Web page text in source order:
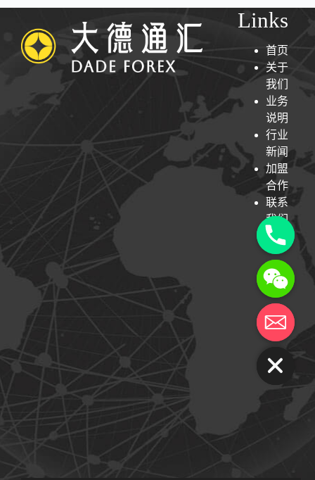
Links
首页
关于
我们
业务
说明
行业
新闻
加盟
合作
联系
我们
H
i
d
e
c
h
a
t
y